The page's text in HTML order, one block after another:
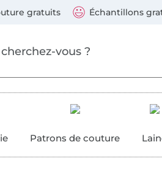
gratuits Échantillons
Patrons de couture
suivants : Visa, Mastercard,